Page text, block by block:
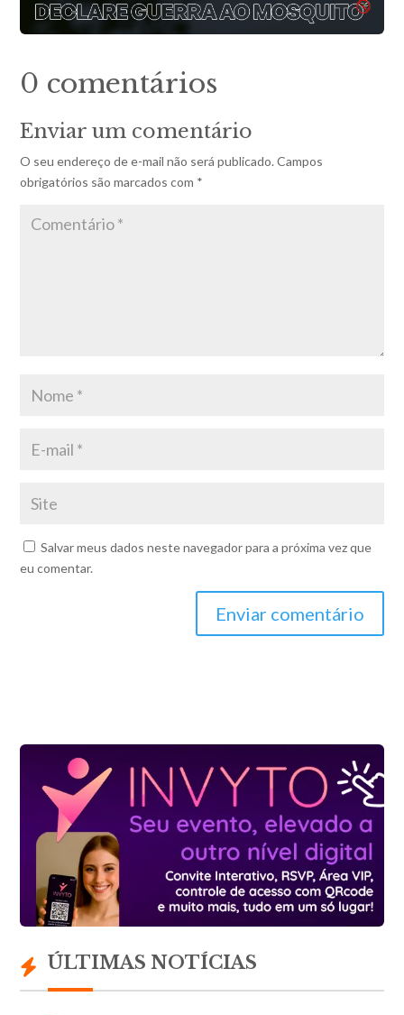
0 comentários
Enviar um comentário
O seu endereço de e-mail não será publicado. Campos
obrigatórios são marcados com *
Salvar meus dados neste navegador para a próxima vez que
eu comentar.
Enviar comentário
ÚLTIMAS NOTÍCIAS